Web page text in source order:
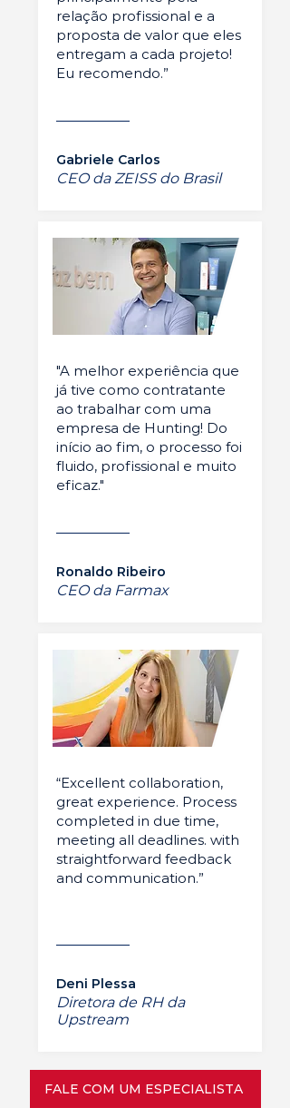
relação profissional e a
proposta de valor que eles
entregam a cada projeto!
Eu recomendo.”
Gabriele Carlos
CEO da ZEISS do Brasil
"A melhor experiência que
já tive como contratante
ao trabalhar com uma
empresa de Hunting! Do
início ao fim, o processo foi
fluido, profissional e muito
eficaz."
Ronaldo Ribeiro
CEO da Farmax
“Excellent collaboration,
great experience. Process
completed in due time,
meeting all deadlines. with
straightforward feedback
and communication.”
Deni Plessa
Diretora de RH da
Upstream
FALE COM UM ESPECIALISTA